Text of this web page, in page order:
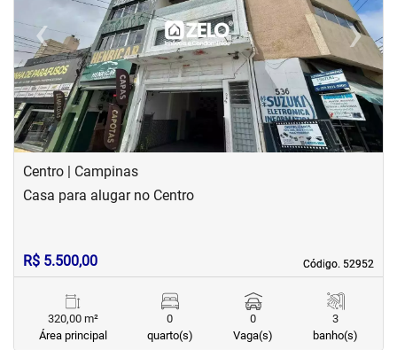
‹Previous ›Next
Centro | Campinas
Código. 52952
Código. 52952
Casa para alugar no Centro
R$ 5.500,00
320,00 m²
Área principal
0
quarto(s)
0
Vaga(s)
3
banho(s)